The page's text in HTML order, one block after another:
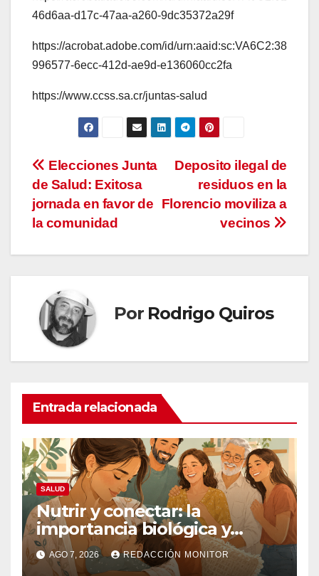
46d6aa-d17c-47aa-a260-9dc35372a29f
https://acrobat.adobe.com/id/urn:aaid:sc:VA6C2:38
996577-6ecc-412d-ae9d-e136060cc2fa
https://www.ccss.sa.cr/juntas-salud
Navegación
de
entradas
Deposito ilegal de
residuos en la
Florencio moviliza a
vecinos
Elecciones Junta
de Salud: Exitosa
jornada en favor de
la comunidad
Por Rodrigo Quiros
Entrada relacionada
SALUD
Nutrir y conectar: la
importancia biológica y
psicoafectiva de la lactancia
materna
AGO 7, 2026 REDACCIÓN MONITOR